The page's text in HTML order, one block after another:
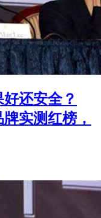
还安全？
实测红榜，